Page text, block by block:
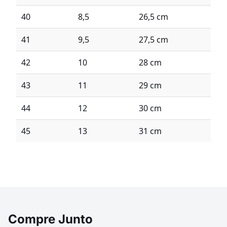
40 8,5 26,5 cm
41 9,5 27,5 cm
42 10 28 cm
43 11 29 cm
44 12 30 cm
45 13 31 cm
Compre Junto